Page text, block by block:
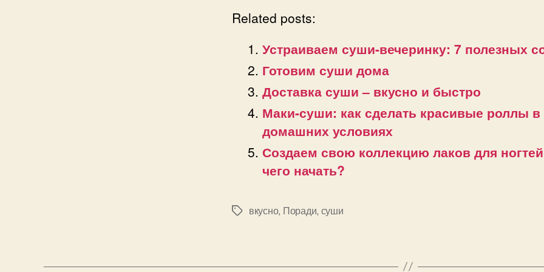
Related posts:
Устраиваем суши-вечеринку: 7 полезных
Готовим суши дома
Доставка суши – вкусно и быстро
Маки-суши: как сделать красивые роллы в
домашних условиях
Создаем свою коллекцию лаков для
чего начать?
Позначки
вкусно, Поради, суши